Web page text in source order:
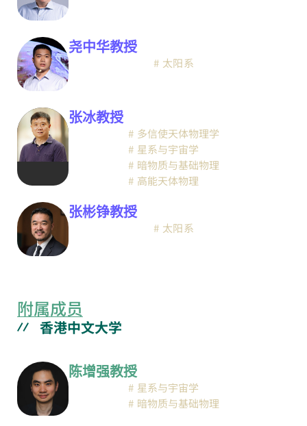
尧中华教授
太阳系
张冰教授
多信使天体物理学
星系与宇宙学
暗物质与基础物理
高能天体物理
张彬铮教授
太阳系
附属成员
香港中文大学
陈增强教授
星系与宇宙学
暗物质与基础物理